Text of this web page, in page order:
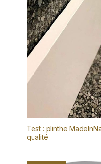
Test : plinthe
qualité